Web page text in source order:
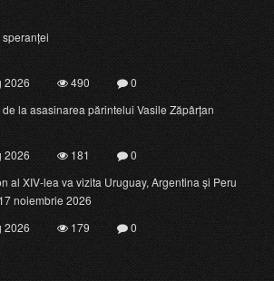
2026 490
0
la asasinarea părintelui Vasile Zăpârțan
2026 181
0
al XIV-lea va vizita Uruguay, Argentina și Peru
noiembrie 2026
2026
179 0